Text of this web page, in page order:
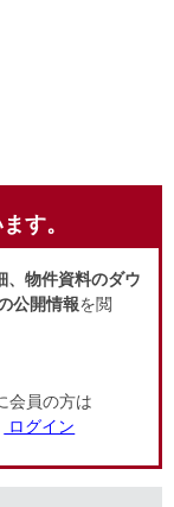
す。
、物件資料のダウ
公開情報を閲
会員の方は
ログイン